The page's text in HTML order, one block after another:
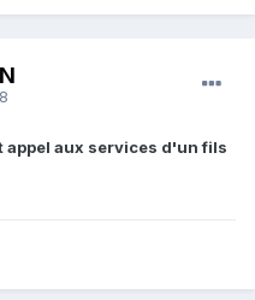
appel aux services d'un fils